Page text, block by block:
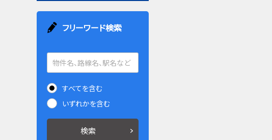
フリーワード検索
すべてを含む
いずれかを含む
検索